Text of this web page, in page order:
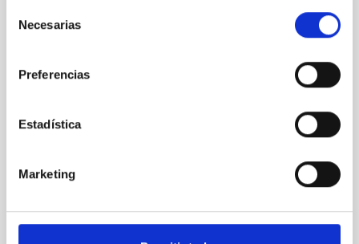
Necesarias
Preferencias
Estadística
Marketing
The impact of Active Galactic Nuclei on
While the influence of supermassive black hole
(AGN) winds, particularly ultrafast outflows (UFOs),
investigating the relationship between SMBH mass
Waas, Jourdan et al.